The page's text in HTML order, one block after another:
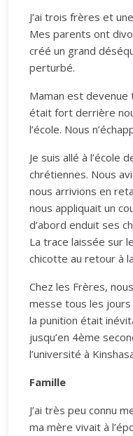
J’ai trois frères et
Mes parents ont
créé un grand
perturbé.
Maman est devenue
était fort derrière
l’école. Nous
Je suis allé à l’école
chrétiennes. Nous
nous arrivions en
nous appliquait un
d’abord enduit ses
La trace laissée sur
chicotte au retour à
Chez les Frères,
messe tous les jours
la punition était
jusqu’en 4ème
l’université à
Famille
J’ai très peu connu
ma mère vivait à